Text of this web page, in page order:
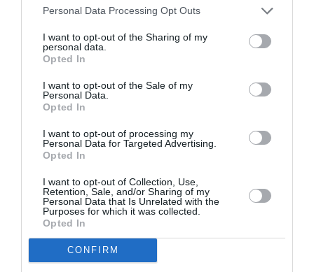
Personal Data Processing Opt Outs
I want to opt-out of the Sharing of my
personal data.
Opted In
I want to opt-out of the Sale of my
Personal Data.
Opted In
I want to opt-out of processing my
Personal Data for Targeted Advertising.
Opted In
I want to opt-out of Collection, Use,
Retention, Sale, and/or Sharing of my
Personal Data that Is Unrelated with the
Purposes for which it was collected.
Opted In
CONFIRM
επιτρέποντας στη ζωγραφική της να εξελιχθεί με μια
αίσθηση απρόβλεπτου. Η διαδικασία της αγκαλιάζει τη
διαίσθηση, την έκπληξη και μια σκόπιμη απόσταση από
το βάρος της ιστορίας της τέχνης, παρέχοντας σε κάθε
έργο τη δική του αυτονομία.
Οι πίνακες της έκθεσης, αν και μικρής κλίμακας,
διαθέτουν μια εντυπωσιακή υλική και συναισθηματική
παρουσία. Οι πλατιές, χειρονομιακές πινελιές
σχηματίζουν δυναμικές συνθέσεις που μοιάζουν
αυθόρμητες αλλά και λεπτοδουλεμένες. Πίσω από τη
φαινομενική τους απλότητα κρύβεται μια ιδιωτική,
αυστηρή διαδικασία σχεδίασης με βάθος και σαφήνεια.
Τα χαλαρά αποδοσμένα, συχνά κωμικά γυμνά της
Nowinski ανατρέπουν τα παραδοσιακά ιδεώδη της
ομορφιάς και του ερωτισμού. Οι μορφές της,